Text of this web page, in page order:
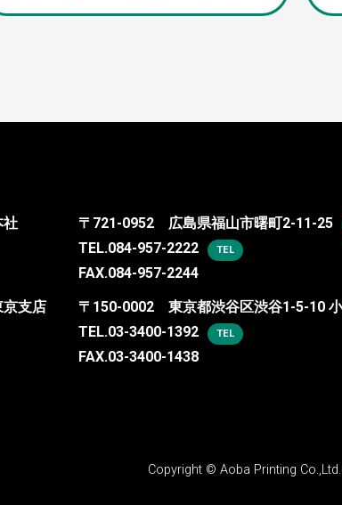
社 〒721-0952 広島県福山市曙町2-11-25
TEL.084-957-2222 TEL
FAX.084-957-2244
京支店
〒150-0002 東京都渋谷区渋谷1-5-10
TEL.03-3400-1392 TEL
FAX.03-3400-1438
Copyright © Aoba Printing Co.,Ltd.